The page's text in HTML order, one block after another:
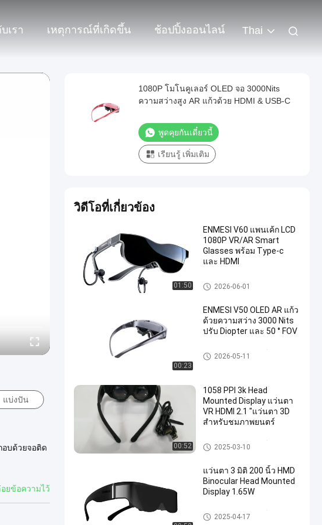
เรา เหตุการณ์ที่เกิดขึ้น ช้อปปิ้งออนไลน์ Thai
แบ่งปัน
อบด้วยจอติด
ยข้อความไว้
1080P โมโนคูเลอร์ OLED จอ 3000Nits
ความสว่างสูง AR แก้วด้วย HDMI & USB-C
พูดคุยกันเดี๋ยวนี้
เรียนรู้ เพิ่มเติม
วิดีโอที่เกี่ยวข้อง
01:50
ENMESI V60 แพนเค้ก LCD
1080P VR/AR Smart
Glasses พร้อม Type-c
และ HDMI
แว่นตาอัจฉริยะ VR
2026-06-01
00:23
ENMESI V50 OLED AR แก้ว
ด้วยความสว่าง 3000 Nits
ปรับ Diopter และ 50 ° FOV
จอแสดงผลแบบสวมศีรษะ
2026-05-11
00:52
1058 PPI 3k Head
Mounted Display แว่นตา
VR HDMI 2.1 "แว่นตา 3D
สำหรับชมภาพยนตร์
จอแสดงผลแบบสวมศีรษะ
2025-03-10
แว่นตา 3 มิติ 200 นิ้ว HMD
Binocular Head Mounted
Display 1.65W
จอแสดงผลแบบสวมศีรษะ
2025-04-17